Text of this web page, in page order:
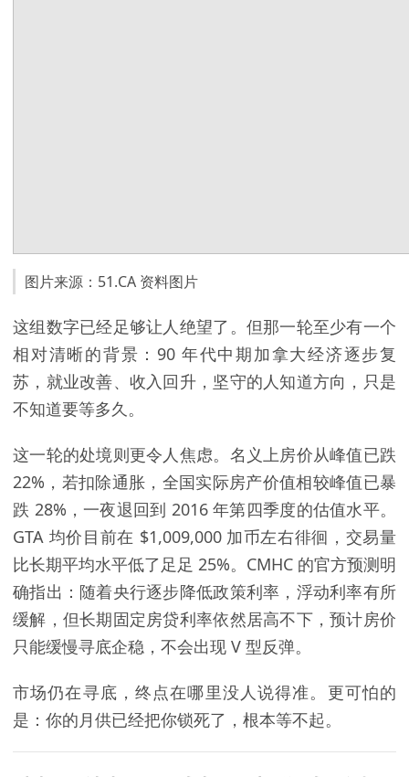
图片来源：51.CA 资料图片
这组数字已经足够让人绝望了。但那一轮至少有一个
相对清晰的背景：90 年代中期加拿大经济逐步复
苏，就业改善、收入回升，坚守的人知道方向，只是
不知道要等多久。
这一轮的处境则更令人焦虑。名义上房价从峰值已跌
22%，若扣除通胀，全国实际房产价值相较峰值已暴
跌 28%，一夜退回到 2016 年第四季度的估值水平。
GTA 均价目前在 $1,009,000 加币左右徘徊，交易量
比长期平均水平低了足足 25%。 CMHC 的官方预测明
确指出：随着央行逐步降低政策利率，浮动利率有所
缓解，但长期固定房贷利率依然居高不下，预计房价
只能缓慢寻底企稳，不会出现 V 型反弹。
市场仍在寻底，终点在哪里没人说得准。更可怕的
是：你的月供已经把你锁死了，根本等不起。